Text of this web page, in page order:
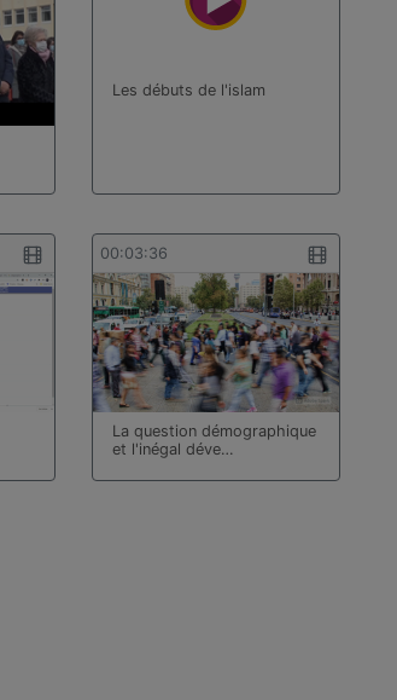
Les débuts de l'islam
00:03:36
La question démographique
et l'inégal déve…